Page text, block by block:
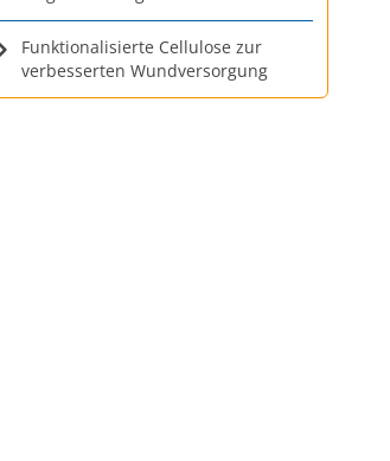
Funktionalisierte Cellulose zur
verbesserten Wundversorgung